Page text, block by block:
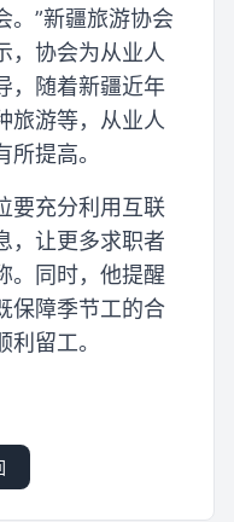
。”新疆旅游协会
，协会为从业人
，随着新疆近年
旅游等，从业人
提高。
要充分利用互联
，让更多求职者
。同时，他提醒
保障季节工的合
留工。